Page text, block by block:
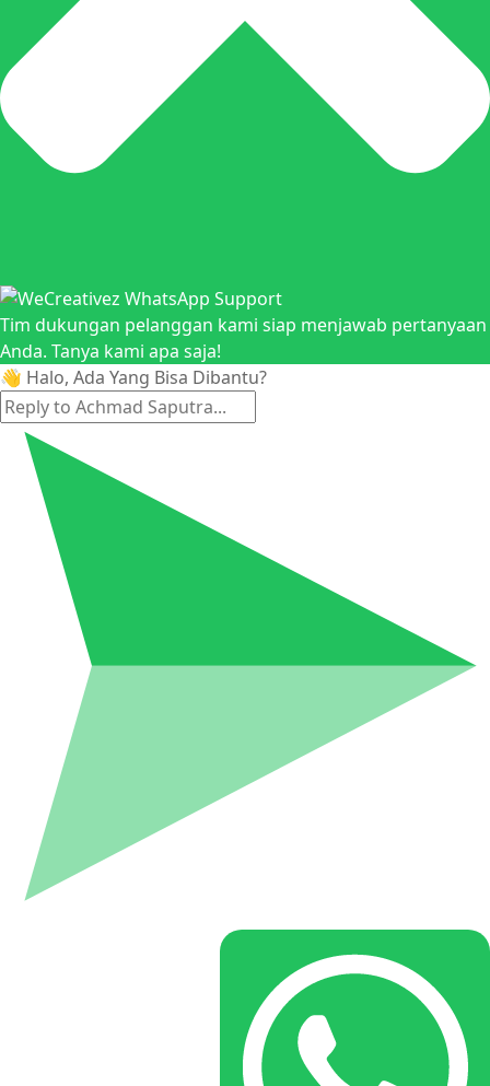
Tim dukungan pelanggan kami siap menjawab pertanyaan
Anda. Tanya kami apa saja!
👋 Halo, Ada Yang Bisa Dibantu?